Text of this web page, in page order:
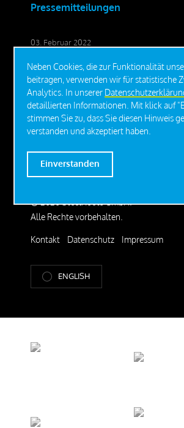
Neben Cookies, die zur Funktionalität
beitragen, verwenden wir für statistische
Analytics. In unserer
detaillierten Informationen. Mit klick auf
stimmen Sie zu, dass Sie diesen Hinweis
verstanden und akzeptiert haben.
Einverstanden
Pressemitteilungen
03. Februar 2022
02. Dezember 2021
Mit der richtigen Gründung zum Erfolg
Quadratmeter großen Lagerhalle
16. November 2021
Weihnachtstraum auf STEEL-ROOT®
© 2026 SteelRoots GmbH.
Alle Rechte vorbehalten.
Kontakt Datenschutz Impressum
ENGLISH